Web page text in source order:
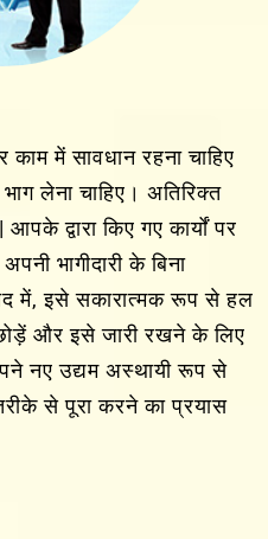
में सावधान रहना चाहिए
लेना चाहिए। अतिरिक्त
द्वारा किए गए कार्यों पर
भागीदारी के बिना
में, इसे सकारात्मक रूप से हल
और इसे जारी रखने के लिए
नए उद्यम अस्थायी रूप से
से पूरा करने का प्रयास